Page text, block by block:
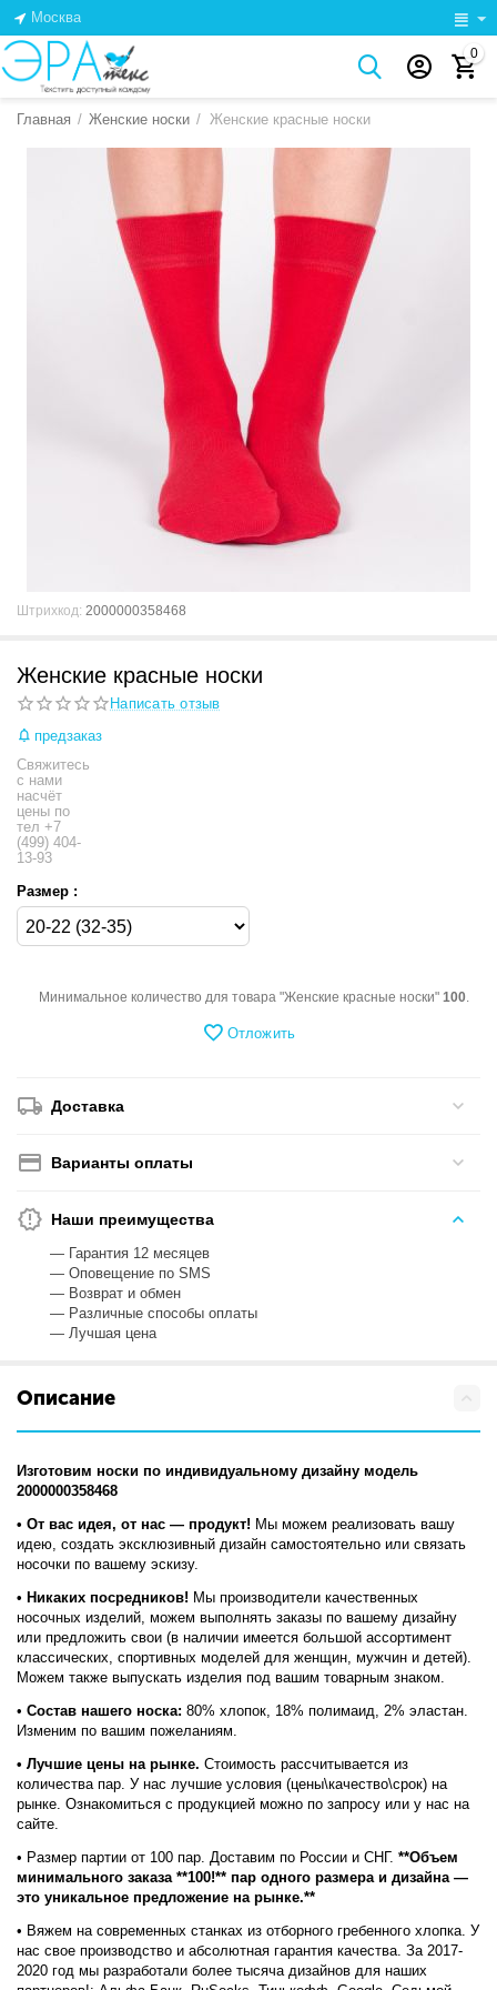
Москва
0
Главная / Женские носки / Женские красные носки
Штрихкод: 2000000358468
Женские красные носки
Написать отзыв
предзаказ
Свяжитесь
с нами
насчёт
цены по
тел +7
(499) 404-
13-93
Размер :
Минимальное количество для товара "Женские красные носки"100.
Отложить
Доставка
Варианты оплаты
Наши преимущества
— Гарантия 12 месяцев
— Оповещение по SMS
— Возврат и обмен
— Различные способы оплаты
— Лучшая цена
Описание
Изготовим носки по индивидуальному дизайну модель
2000000358468
• От вас идея, от нас — продукт! Мы можем реализовать вашу
идею, создать эксклюзивный дизайн самостоятельно или связать
носочки по вашему эскизу.
• Никаких посредников! Мы производители качественных
носочных изделий, можем выполнять заказы по вашему дизайну
или предложить свои (в наличии имеется большой ассортимент
классических, спортивных моделей для женщин, мужчин и детей).
Можем также выпускать изделия под вашим товарным знаком.
•Состав нашего носка: 80% хлопок, 18% полимаид, 2% эластан.
Изменим по вашим пожеланиям.
• Лучшие цены на рынке. Стоимость рассчитывается из
количества пар. У нас лучшие условия (цены\качество\срок) на
рынке. Ознакомиться с продукцией можно по запросу или у нас на
сайте.
• Размер партии от 100 пар. Доставим по России и СНГ.**Объем
минимального заказа **100!** пар одного размера и дизайна —
это уникальное предложение на рынке.**
• Вяжем на современных станках из отборного гребенного хлопка. У
нас свое производство и абсолютная гарантия качества. За 2017-
2020 год мы разработали более тысяча дизайнов для наших